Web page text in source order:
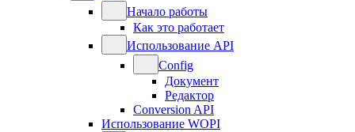
Начало работы
Как это работает
Использование API
Config
Документ
Редактор
Conversion API
Использование WOPI